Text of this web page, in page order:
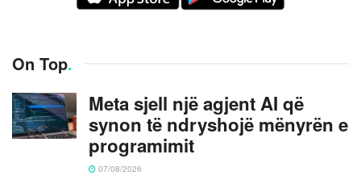
On Top.
Meta sjell një agjent AI që
synon të ndryshojë mënyrën e
programimit
07/08/2026